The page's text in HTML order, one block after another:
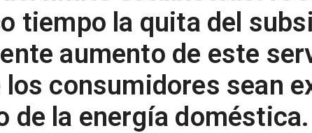
tiempo la quita del
aumento de este
los consumidores sean
de la energía doméstica.